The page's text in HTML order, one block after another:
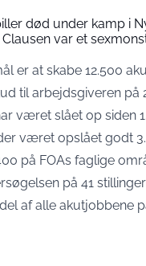
død under kamp i
var et
er at skabe 12.500
til arbejdsgiveren på
været slået op siden
været opslået godt
på FOAs faglige
på 41
af alle akutjobbene